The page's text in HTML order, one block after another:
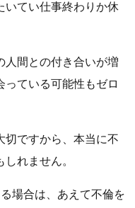
いてい仕事終わりか休
人間との付き合いが増
っている可能性もゼロ
切ですから、本当に不
れません。
場合は、あえて不倫を